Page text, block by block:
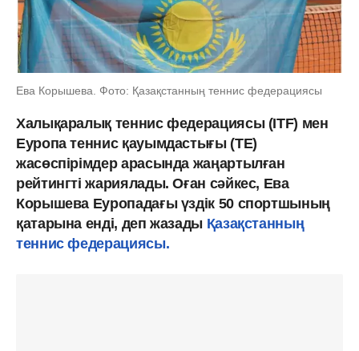
Ева Корышева. Фото: Қазақстанның теннис федерациясы
Халықаралық теннис федерациясы (ITF) мен
Еуропа теннис қауымдастығы (TE)
жасөспірімдер арасында жаңартылған
рейтингті жариялады. Оған сәйкес, Ева
Корышева Еуропадағы үздік 50 спортшының
қатарына енді, деп жазады Қазақстанның
теннис федерациясы.